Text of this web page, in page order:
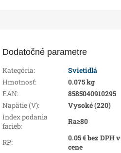
Dodatočné parametre
Kategória:
Svietidlá
Hmotnosť:
0.075 kg
EAN:
8585040910295
Napätie (V):
Vysoké (220)
Index podania
farieb:
Ra≥80
RP:
0.05 € bez DPH v
cene